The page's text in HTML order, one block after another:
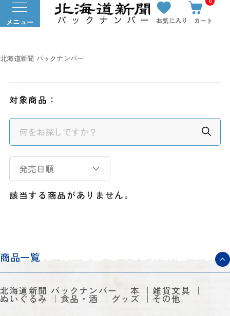
メニュー お気に入り カート
北海道新聞 バックナンバー
対象商品：
発売日順
該当する商品がありません。
商品一覧
北海道新聞 バックナンバー 本 雑貨文具
ぬいぐるみ 食品・酒 グッズ その他